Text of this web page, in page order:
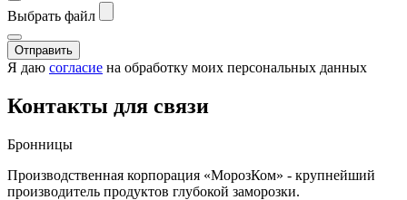
Выбрать файл
Отправить
Я даю согласие на обработку моих персональных данных
Контакты для связи
Бронницы
Производственная корпорация «МорозКом» - крупнейший
производитель продуктов глубокой заморозки.